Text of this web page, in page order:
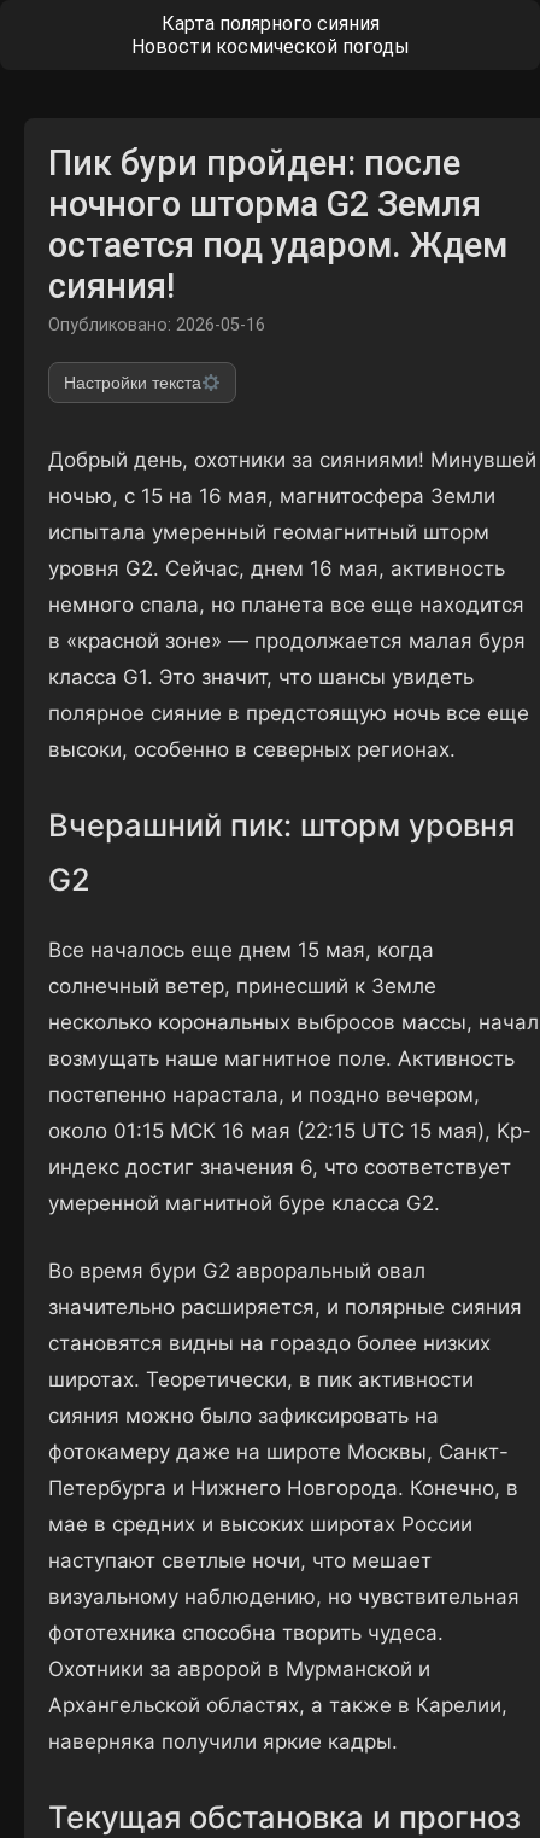
Карта полярного сияния
Новости космической погоды
Пик бури пройден: после
ночного шторма G2 Земля
остается под ударом. Ждем
сияния!
Опубликовано: 2026-05-16
Настройки текста
Добрый день, охотники за сияниями! Минувшей
ночью, с 15 на 16 мая, магнитосфера Земли
испытала умеренный геомагнитный шторм
уровня G2. Сейчас, днем 16 мая, активность
немного спала, но планета все еще находится
в «красной зоне» — продолжается малая буря
класса G1. Это значит, что шансы увидеть
полярное сияние в предстоящую ночь все еще
высоки, особенно в северных регионах.
Вчерашний пик: шторм уровня
G2
Все началось еще днем 15 мая, когда
солнечный ветер, принесший к Земле
несколько корональных выбросов массы, начал
возмущать наше магнитное поле. Активность
постепенно нарастала, и поздно вечером,
около 01:15 МСК 16 мая (22:15 UTC 15 мая), Kp-
индекс достиг значения 6, что соответствует
умеренной магнитной буре класса G2.
Во время бури G2 авроральный овал
значительно расширяется, и полярные сияния
становятся видны на гораздо более низких
широтах. Теоретически, в пик активности
сияния можно было зафиксировать на
фотокамеру даже на широте Москвы, Санкт-
Петербурга и Нижнего Новгорода. Конечно, в
мае в средних и высоких широтах России
наступают светлые ночи, что мешает
визуальному наблюдению, но чувствительная
фототехника способна творить чудеса.
Охотники за авророй в Мурманской и
Архангельской областях, а также в Карелии,
наверняка получили яркие кадры.
Текущая обстановка и прогноз